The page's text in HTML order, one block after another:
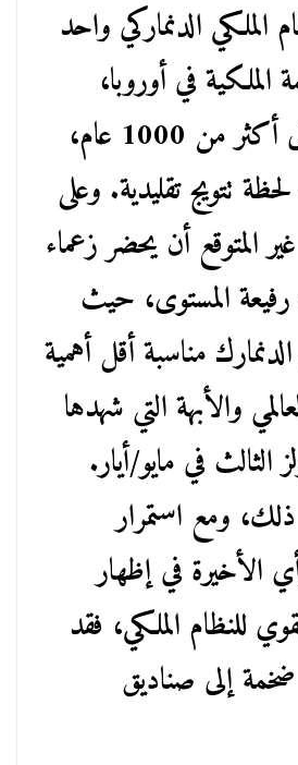
الملكي الدنماركي واحد
في أوروبا،
ويعود تاريخه إلى أكثر من 1000 عام،
تتويج تقليدية. وعلى
المتوقع أن يحضر زعماء
رفيعة المستوى، حيث
مناسبة أقل أهمية
والأبهة التي شهدها
الثالث في مايو/أيار.
ومع استمرار
الأخيرة في إظهار
للنظام الملكي، فقد
إلى صناديق